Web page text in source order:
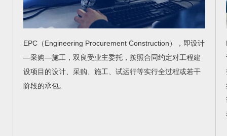
EPC（Engineering Procurement Construction），即设计
—采购—施工，双良受业主委托，按照合同约定对工程建
设项目的设计、采购、施工、试运行等实行全过程或若干
阶段的承包。